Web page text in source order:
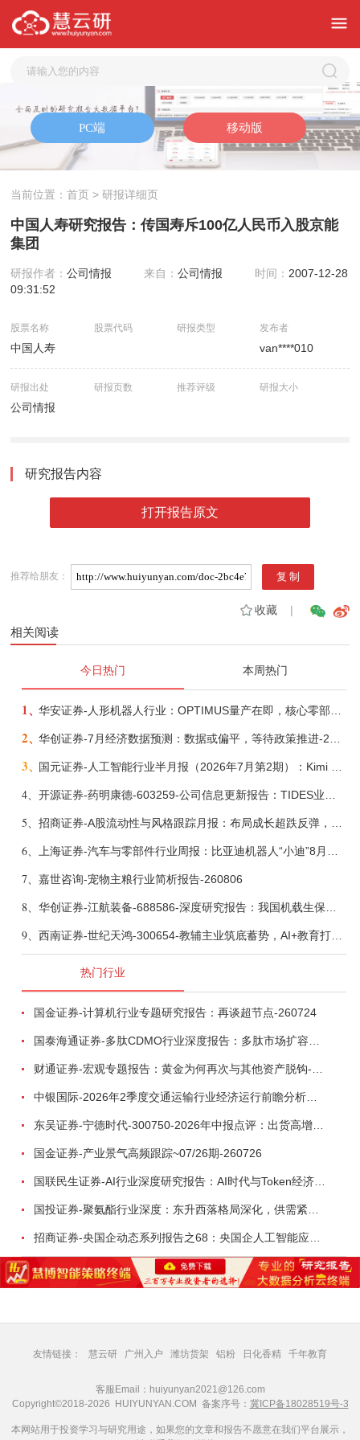
当前位置：首页 > 研报详细页
中国人寿研究报告：传国寿斥100亿人民币入股京能
集团
研报作者：公司情报 来自：公司情报 时间： 2007-12-28
09:31:52
股票名称
中国人寿
股票代码 研报类型 发布者
van****010
研报出处
公司情报
研报页数 推荐评级 研报大小
研究报告内容
打开报告原文
推荐给朋友：
收藏|
相关阅读
今日热门 本周热门
1、
2、
3、
4、
5、
6、
7、 嘉世咨询-宠物主粮行业简析报告-260806
8、
9、 西南证券-世纪天鸿-300654-教辅主业筑底蓄势，AI+教育打开第二曲线-260729
热门行业
国金证券-计算机行业专题研究报告：再谈超节点-260724
中银国际-2026年2季度交通运输行业经济运行前瞻分析：地缘冲突致航运和航空景气度分化，交通基础设施板块总体呈现稳健特征-260724
东吴证券-宁德时代-300750-2026年中报点评：出货高增业绩稳健，回购彰显龙头信心-260726
国金证券-产业景气高频跟踪~07/26期-260726
国联民生证券-AI行业深度研究报告：AI时代与Token经济，从技术符号到数字石油-260801
友情链接： 慧云研 广州入户 潍坊货架 铝粉 日化香精 千年教育
客服Email：huiyunyan2021@126.com
Copyright©2018-2026 HUIYUNYAN.COM 备案序号： 冀ICP备18028519号-3
本网站用于投资学习与研究用途，如果您的文章和报告不愿意在我们平台展示，